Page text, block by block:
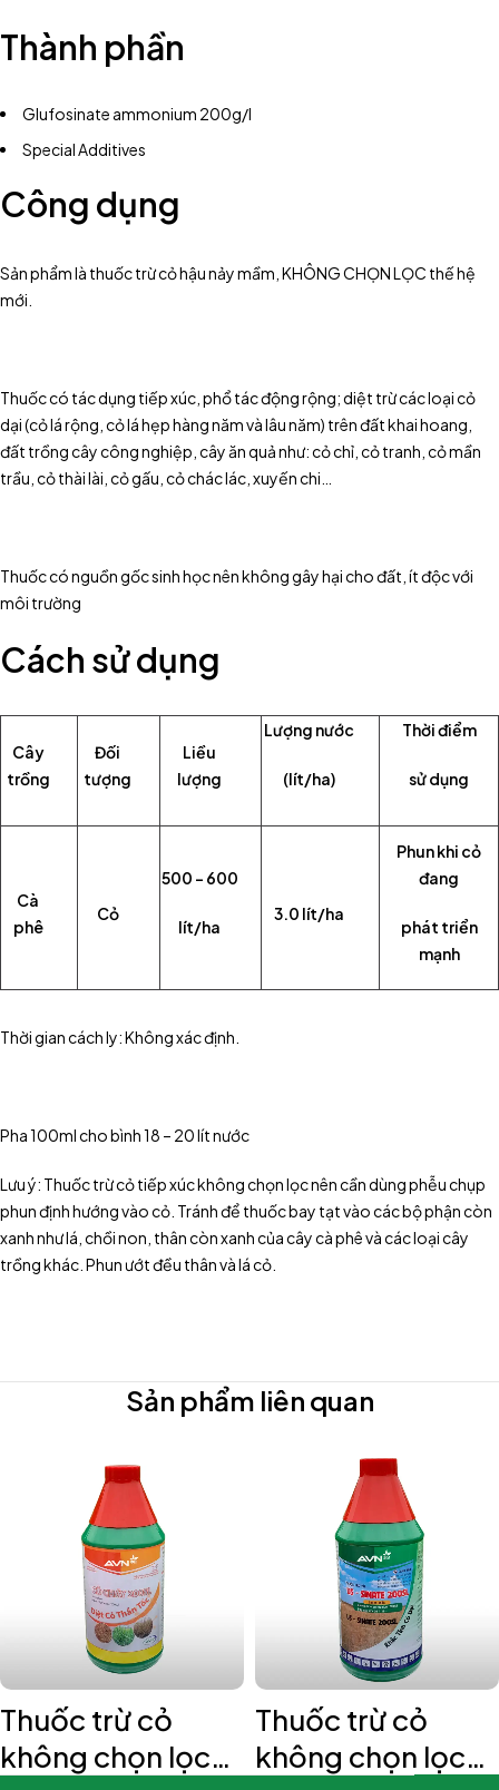
Thành phần
Glufosinate ammonium 200g/l
Special Additives
Công dụng
Sản phẩm là thuốc trừ cỏ hậu nảy mầm, KHÔNG CHỌN LỌC thế hệ
mới.
Thuốc có tác dụng tiếp xúc, phổ tác động rộng; diệt trừ các loại cỏ
dại (cỏ lá rộng, cỏ lá hẹp hàng năm và lâu năm) trên đất khai hoang,
đất trồng cây công nghiệp, cây ăn quả như: cỏ chỉ, cỏ tranh, cỏ mần
trầu, cỏ thài lài, cỏ gấu, cỏ chác lác, xuyến chi…
Thuốc có nguồn gốc sinh học nên không gây hại cho đất, ít độc với
môi trường
Cách sử dụng
Cây
trồng
Đối
tượng
Liều
lượng
Lượng nước
(lít/ha)
Thời điểm
sử dụng
Cà
phê
Cỏ
500 – 600
lít/ha
3.0 lít/ha
Phun khi cỏ
đang
phát triển
mạnh
Thời gian cách ly:Không xác định.
Pha 100ml cho bình 18 – 20 lít nước
Lưu ý: Thuốc trừ cỏ tiếp xúc không chọn lọc nên cần dùng phễu chụp
phun định hướng vào cỏ. Tránh để thuốc bay tạt vào các bộ phận còn
xanh như lá, chồi non, thân còn xanh của cây cà phê và các loại cây
trồng khác. Phun ướt đều thân và lá cỏ.
Sản phẩm liên quan
Thuốc trừ cỏ
không chọn lọc
Thuốc trừ cỏ
không chọn lọc